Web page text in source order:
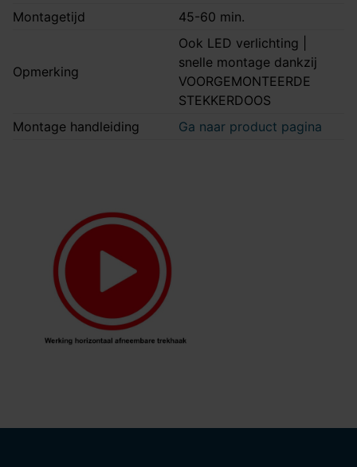
Montagetijd
45-60 min.
Opmerking
Ook LED verlichting |
snelle montage dankzij
VOORGEMONTEERDE
STEKKERDOOS
Montage handleiding
Ga naar product pagina